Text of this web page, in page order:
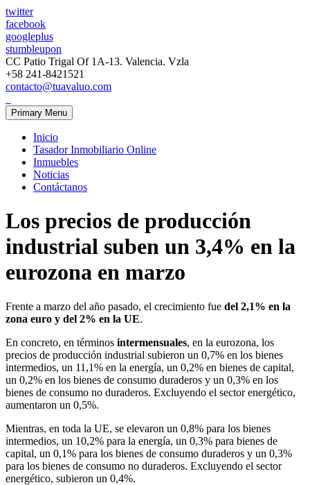
twitter
facebook
googleplus
stumbleupon
CC Patio Trigal Of 1A-13. Valencia. Vzla
+58 241-8421521
contacto@tuavaluo.com
Primary Menu
Inicio
Tasador Inmobiliario Online
Inmuebles
Noticias
Contáctanos
Los precios de producción
industrial suben un 3,4% en la
eurozona en marzo
Frente a marzo del año pasado, el crecimiento fue del 2,1% en la
zona euro y del 2% en la UE.
En concreto, en términos intermensuales, en la eurozona, los
precios de producción industrial subieron un 0,7% en los bienes
intermedios, un 11,1% en la energía, un 0,2% en bienes de capital,
un 0,2% en los bienes de consumo duraderos y un 0,3% en los
bienes de consumo no duraderos. Excluyendo el sector energético,
aumentaron un 0,5%.
Mientras, en toda la UE, se elevaron un 0,8% para los bienes
intermedios, un 10,2% para la energía, un 0,3% para bienes de
capital, un 0,1% para los bienes de consumo duraderos y un 0,3%
para los bienes de consumo no duraderos. Excluyendo el sector
energético, subieron un 0,4%.